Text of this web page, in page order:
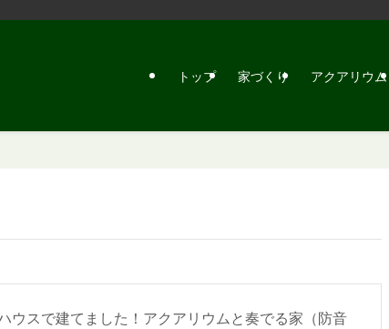
トップ 家づくり アクアリウム
ウスで建てました！アクアリウムと奏でる家（防音